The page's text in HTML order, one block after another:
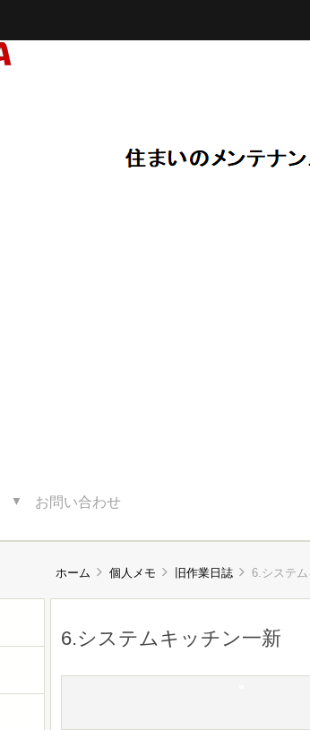
▼ お問い合わせ
ホーム 個人メモ 旧作業日誌 6.システ
6.システムキッチン一新